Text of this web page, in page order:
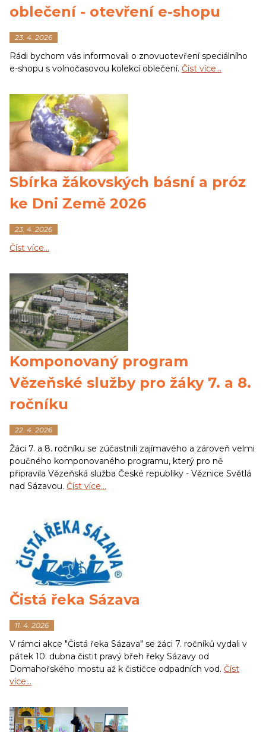
oblečení - otevření e-shopu
23. 4. 2026
Rádi bychom vás informovali o znovuotevření speciálního
e-shopu s volnočasovou kolekcí oblečení. Číst více…
Sbírka žákovských básní a próz
ke Dni Země 2026
23. 4. 2026
Číst více…
Komponovaný program
Vězeňské služby pro žáky 7. a 8.
ročníku
22. 4. 2026
Žáci 7. a 8. ročníku se zúčastnili zajímavého a zároveň velmi
poučného komponovaného programu, který pro ně
připravila Vězeňská služba České republiky - Věznice Světlá
nad Sázavou. Číst více…
Čistá řeka Sázava
11. 4. 2026
V rámci akce "Čistá řeka Sázava" se žáci 7. ročníků vydali v
pátek 10. dubna čistit pravý břeh řeky Sázavy od
Domahořského mostu až k čističce odpadních vod. Číst
více…